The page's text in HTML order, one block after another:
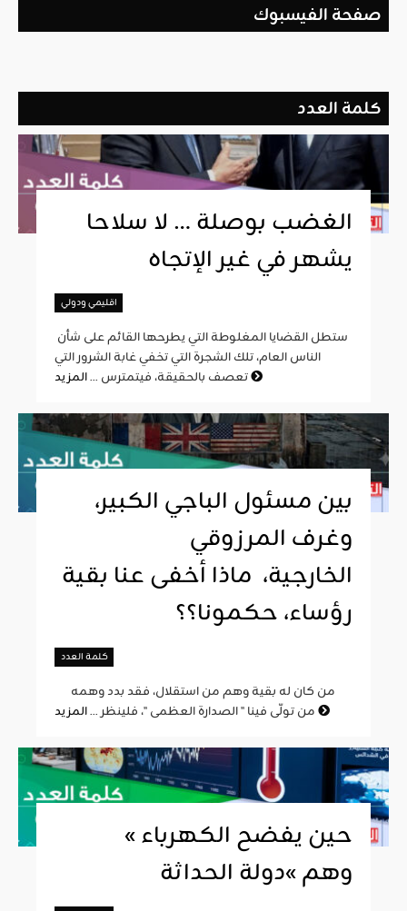
صفحة الفيسبوك
كلمة العدد
الغضب بوصلة … لا سلاحا
يشهر في غير الإتجاه
اقليمي ودولي
الناس العام، تلك الشجرة التي تخفي غابة الشرور التي
تعصف بالحقيقة، فيتمترس ...
بين مسئول الباجي الكبير،
وغرف المرزوقي
الخارجية، ماذا أخفى عنا بقية
رؤساء، حكمونا؟؟
كلمة العدد
من تولّى فينا " الصدارة العظمى "، فلينظر ...
« حين يفضح الكهرباء
وهم »دولة الحداثة